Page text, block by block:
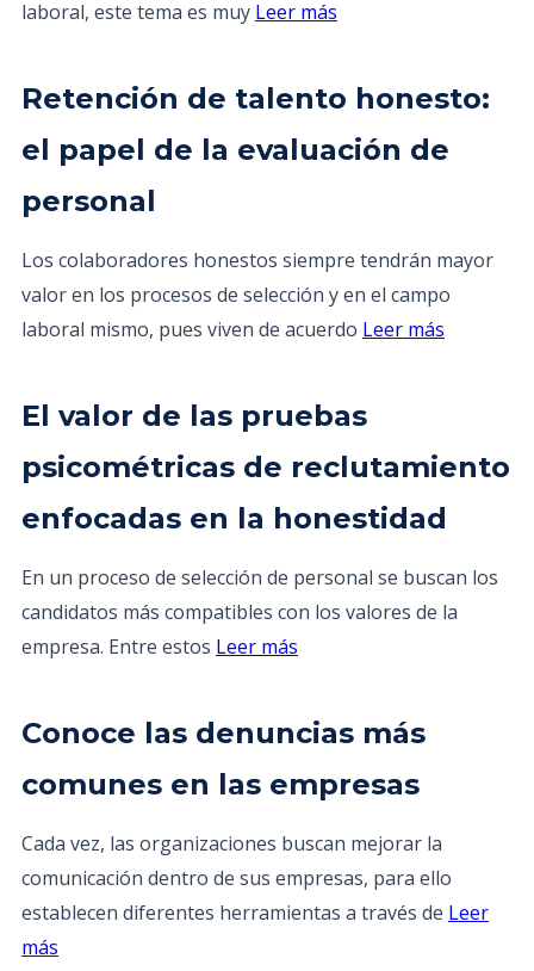
laboral, este tema es muy Leer más
Retención de talento honesto:
el papel de la evaluación de
personal
Los colaboradores honestos siempre tendrán mayor
valor en los procesos de selección y en el campo
laboral mismo, pues viven de acuerdo Leer más
El valor de las pruebas
psicométricas de reclutamiento
enfocadas en la honestidad
En un proceso de selección de personal se buscan los
candidatos más compatibles con los valores de la
empresa. Entre estos Leer más
Conoce las denuncias más
comunes en las empresas
Cada vez, las organizaciones buscan mejorar la
comunicación dentro de sus empresas, para ello
establecen diferentes herramientas a través de Leer
más